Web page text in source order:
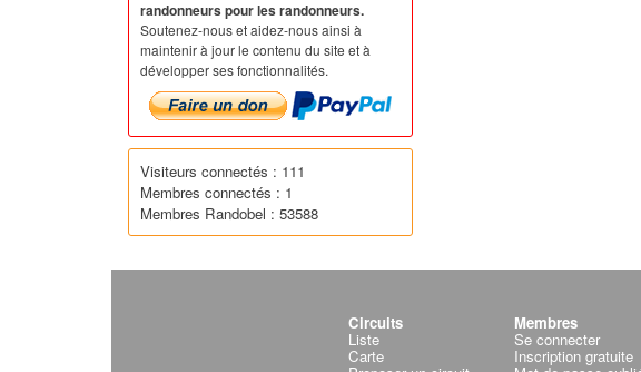
randonneurs pour les randonneurs.
Soutenez-nous et aidez-nous ainsi à
maintenir à jour le contenu du site et à
développer ses fonctionnalités.
Visiteurs connectés : 111
Membres connectés : 1
Membres Randobel : 53588
Circuits
Liste
Carte
Membres
Se connecter
Inscription gratuite